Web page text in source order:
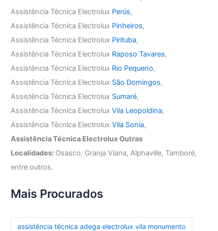
Assistência Técnica Electrolux Perús,
Assistência Técnica Electrolux Pinheiros,
Assistência Técnica Electrolux Pirituba,
Assistência Técnica Electrolux Raposo Tavares,
Assistência Técnica Electrolux Rio Pequeno,
Assistência Técnica Electrolux São Domingos,
Assistência Técnica Electrolux Sumaré,
Assistência Técnica ElectroluxVila Leopoldina,
Assistência Técnica ElectroluxVila Sonia,
Assistência Técnica Electrolux Outras
Localidades: Osasco, Granja Viana, Alphaville, Tamboré,
entre outros.
Mais Procurados
assistência técnica adega electrolux vila monumento